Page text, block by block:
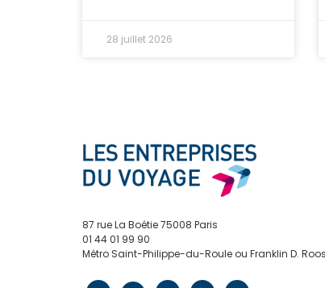
28 juillet 2026
87 rue La Boétie 75008 Paris
01 44 01 99 90
Métro Saint-Philippe-du-Roule ou Franklin D.